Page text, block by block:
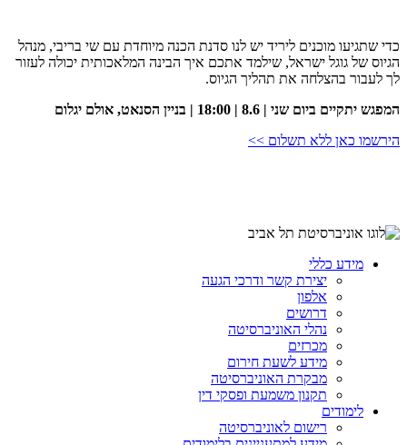
כדי שתגיעו מוכנים ליריד יש לנו סדנת הכנה מיוחדת עם שי בריבי, מנהל
הגיוס של גוגל ישראל, שילמד אתכם איך הבינה המלאכותית יכולה לעזור
לך לעבור בהצלחה את תהליך הגיוס.
המפגש יתקיים ביום שני | 8.6 | 18:00 | בניין הסנאט, אולם יגלום
הירשמו כאן ללא תשלום >>
מידע כללי
יצירת קשר ודרכי הגעה
אלפון
דרושים
נהלי האוניברסיטה
מכרזים
מידע לשעת חירום
מבקרת האוניברסיטה
תקנון משמעת ופסקי דין
לימודים
רישום לאוניברסיטה